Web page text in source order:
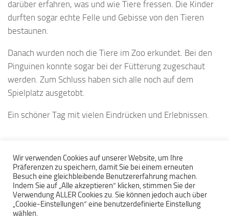
darüber erfahren, was und wie Tiere fressen. Die Kinder
durften sogar echte Felle und Gebisse von den Tieren
bestaunen.
Danach wurden noch die Tiere im Zoo erkundet. Bei den
Pinguinen konnte sogar bei der Fütterung zugeschaut
werden. Zum Schluss haben sich alle noch auf dem
Spielplatz ausgetobt.
Ein schöner Tag mit vielen Eindrücken und Erlebnissen.
Grundschule am Hinschweg © 2026. Alle Rechte vorbehalten.
Hinschweg 29 - 27607 Geestland - Telefon 04 743 - 937 25 00
Wir verwenden Cookies auf unserer Website, um Ihre
Präferenzen zu speichern, damit Sie bei einem erneuten
Besuch eine gleichbleibende Benutzererfahrung machen.
Indem Sie auf „Alle akzeptieren“ klicken, stimmen Sie der
Verwendung ALLER Cookies zu. Sie können jedoch auch über
„Cookie-Einstellungen“ eine benutzerdefinierte Einstellung
wählen.